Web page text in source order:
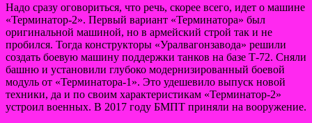
Надо сразу оговориться, что речь, скорее всего, идет о машине
«Терминатор-2». Первый вариант «Терминатора» был
оригинальной машиной, но в армейский строй так и не
пробился. Тогда конструкторы «Уралвагонзавода» решили
создать боевую машину поддержки танков на базе Т-72. Сняли
башню и установили глубоко модернизированный боевой
модуль от «Терминатора-1». Это удешевило выпуск новой
техники, да и по своим характеристикам «Терминатор-2»
устроил военных. В 2017 году БМПТ приняли на вооружение.